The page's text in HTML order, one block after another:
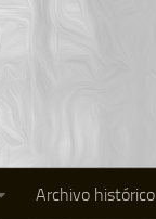
Archivo histórico